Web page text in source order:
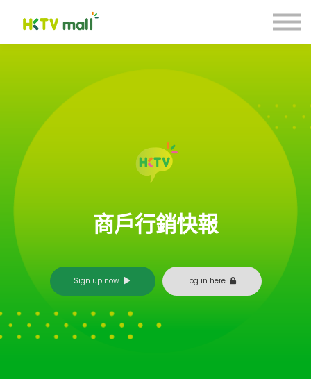
數碼引流合作計劃
商戶行銷快報
Sign up now Log in here